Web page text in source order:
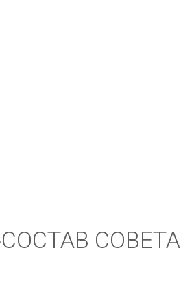
СОСТАВ СОВЕТА